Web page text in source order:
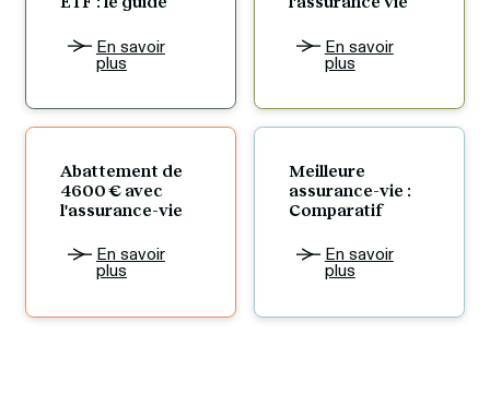
En savoir
plus
En savoir
plus
Abattement de
4600 € avec
l'assurance-vie
En savoir
plus
Meilleure
assurance-vie :
Comparatif
En savoir
plus